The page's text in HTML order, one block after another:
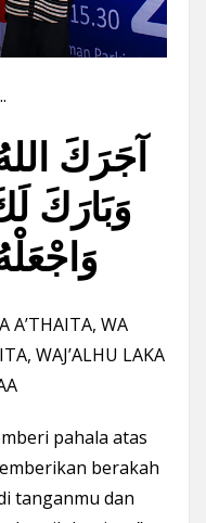
آجَرَكَ
وَبَارَكَ
A’THAITA, WA
WAJ’ALHU LAKA
pahala atas
berakah
tanganmu dan